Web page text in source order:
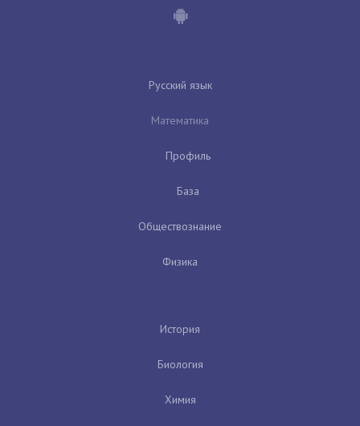
Русский язык
Математика
Профиль
База
Обществознание
Физика
История
Биология
Химия